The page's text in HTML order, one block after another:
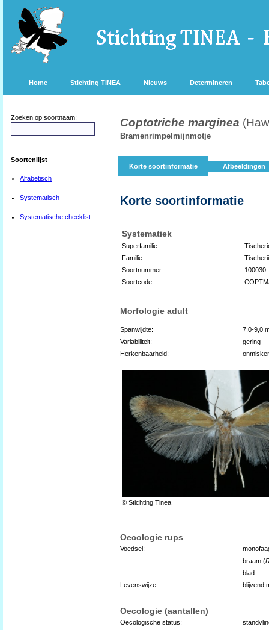
Home Stichting TINEA Nieuws Determineren
Zoeken op soortnaam:
Soortenlijst
Alfabetisch
Systematisch
Systematische checklist
Coptotriche marginea
Bramenrimpelmijnmotje
Korte soortinformatie Afbeeldingen
Korte soortinformatie
Systematiek
Superfamilie:
Familie:
Soortnummer:
100030
Soortcode:
Morfologie adult
Spanwijdte:
7,0-9,0
Variabiliteit:
gering
Herkenbaarheid:
© Stichting Tinea
Oecologie rups
Voedsel:
braam (
blad
Levenswijze:
blijvend
Oecologie (aantallen)
Oecologische status: